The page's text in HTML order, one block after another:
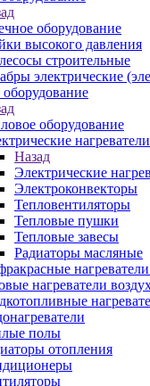
оборудование
высокого давления
строительные
электрические
оборудование
Назад
Электрические
Электроконвекторы
Тепловентиляторы
Тепловые пушки
Тепловые завесы
Радиаторы масляные
нагреватели
нагреватели
полы
отопления